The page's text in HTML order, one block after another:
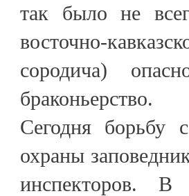
так было не
восточно-
сородича)
браконьерство.
Сегодня борьбу
охраны
инспекторов. В